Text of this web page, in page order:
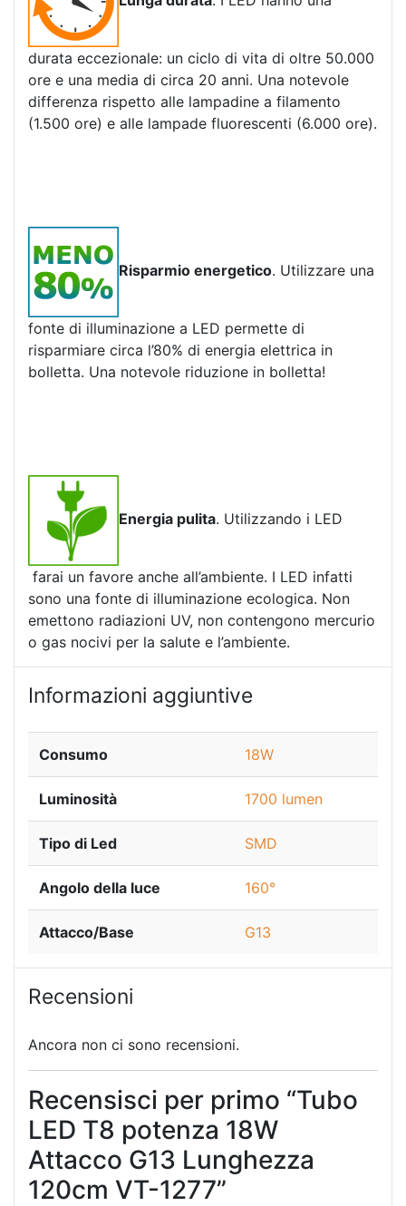
durata eccezionale: un ciclo di vita di oltre 50.000
ore e una media di circa 20 anni. Una notevole
differenza rispetto alle lampadine a filamento
(1.500 ore) e alle lampade fluorescenti (6.000 ore).
Risparmio energetico. Utilizzare una
fonte di illuminazione a LED permette di
risparmiare circa l’80% di energia elettrica in
bolletta. Una notevole riduzione in bolletta!
Energia pulita. Utilizzando i LED
farai un favore anche all’ambiente. I LED infatti
sono una fonte di illuminazione ecologica. Non
emettono radiazioni UV, non contengono mercurio
o gas nocivi per la salute e l’ambiente.
Informazioni aggiuntive
Consumo 18W
Luminosità 1700 lumen
Tipo di Led SMD
Angolo della luce 160°
Attacco/Base G13
Recensioni
Ancora non ci sono recensioni.
Recensisci per primo “Tubo
LED T8 potenza 18W
Attacco G13 Lunghezza
120cm VT-1277”